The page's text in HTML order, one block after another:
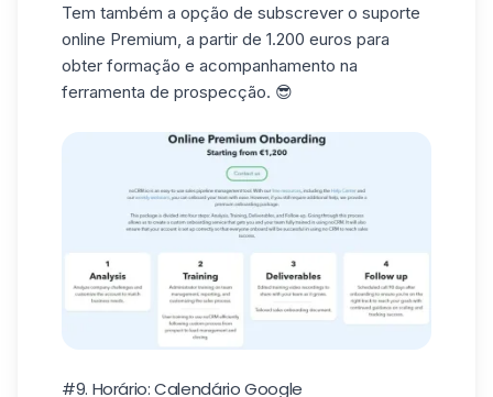
Tem também a opção de subscrever o suporte
online Premium, a partir de 1.200 euros para
obter formação e acompanhamento na
ferramenta de prospecção. 😎
#9. Horário: Calendário Google